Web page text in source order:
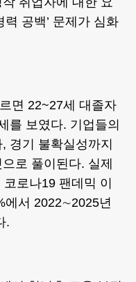
력 공백’ 문제가 심화
면 22~27세 대졸자
를 보였다. 기업들의
경기 불확실성까지
로 풀이된다. 실제
로나19 팬데믹 이
에서 2022∼2025년
.